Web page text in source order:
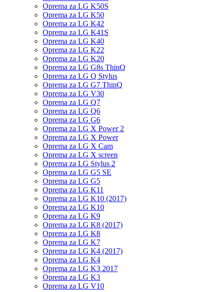
Oprema za LG K50S
Oprema za LG K50
Oprema za LG K42
Oprema za LG K41S
Oprema za LG K40
Oprema za LG K22
Oprema za LG K20
Oprema za LG G8s ThinQ
Oprema za LG Q Stylus
Oprema za LG G7 ThinQ
Oprema za LG V30
Oprema za LG Q7
Oprema za LG Q6
Oprema za LG G6
Oprema za LG X Power 2
Oprema za LG X Power
Oprema za LG X Cam
Oprema za LG X screen
Oprema za LG Stylus 2
Oprema za LG G5 SE
Oprema za LG G5
Oprema za LG K11
Oprema za LG K10 (2017)
Oprema za LG K10
Oprema za LG K9
Oprema za LG K8 (2017)
Oprema za LG K8
Oprema za LG K7
Oprema za LG K4 (2017)
Oprema za LG K4
Oprema za LG K3 2017
Oprema za LG K3
Oprema za LG V10